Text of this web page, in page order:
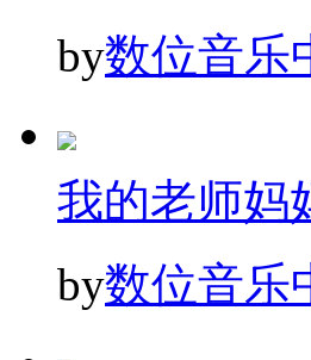
by数位音乐
我的老师妈
by数位音乐